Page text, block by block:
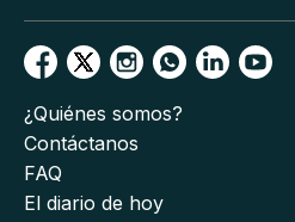
¿Quiénes somos?
Contáctanos
FAQ
El diario de hoy